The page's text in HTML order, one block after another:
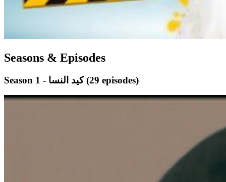
Seasons & Episodes
Season 1 - كيد النسا (29 episodes)